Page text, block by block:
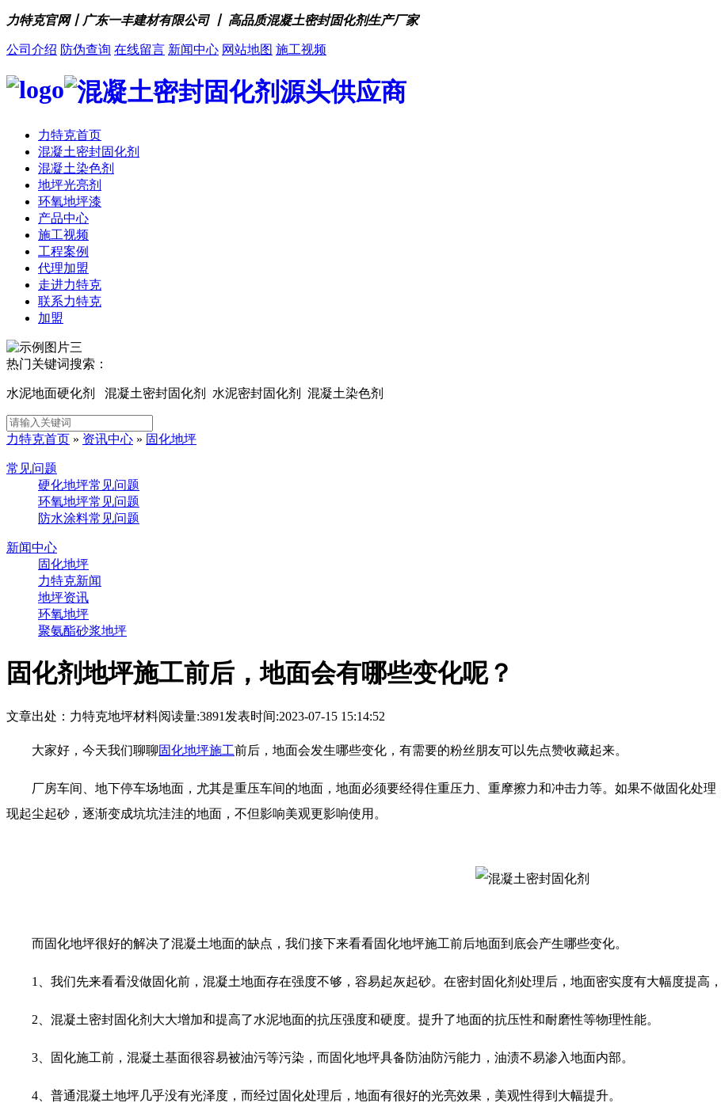
力特克官网丨广东一丰建材有限公司 丨 高品质混凝土密封固化剂生产厂家
公司介绍 防伪查询 在线留言 新闻中心 网站地图 施工视频
力特克首页
混凝土密封固化剂
混凝土染色剂
地坪光亮剂
环氧地坪漆
产品中心
施工视频
工程案例
代理加盟
走进力特克
联系力特克
加盟
热门关键词搜索：
水泥地面硬化剂 混凝土密封固化剂 水泥密封固化剂 混凝土染色剂
力特克首页 » 资讯中心 » 固化地坪
常见问题
硬化地坪常见问题
环氧地坪常见问题
防水涂料常见问题
新闻中心
固化地坪
力特克新闻
地坪资讯
环氧地坪
聚氨酯砂浆地坪
固化剂地坪施工前后，地面会有哪些变化呢？
文章出处：力特克地坪材料阅读量:3891 发表时间:2023-07-15 15:14:52
大家好，今天我们聊聊固化地坪施工前后，地面会发生哪些变化，有需要的粉丝朋友可以先点赞收藏起来。
厂房车间、地下停车场地面，尤其是重压车间的地面，地面必须要经得住重压力、重摩擦力和冲击力等。如果不做固化处
现起尘起砂，逐渐变成坑坑洼洼的地面，不但影响美观更影响使用。
而固化地坪很好的解决了混凝土地面的缺点，我们接下来看看固化地坪施工前后地面到底会产生哪些变化。
1、我们先来看看没做固化前，混凝土地面存在强度不够，容易起灰起砂。在密封固化剂处理后，地面密实度有大幅度提高
2、混凝土密封固化剂大大增加和提高了水泥地面的抗压强度和硬度。提升了地面的抗压性和耐磨性等物理性能。
3、固化施工前，混凝土基面很容易被油污等污染，而固化地坪具备防油防污能力，油渍不易渗入地面内部。
4、普通混凝土地坪几乎没有光泽度，而经过固化处理后，地面有很好的光亮效果，美观性得到大幅提升。